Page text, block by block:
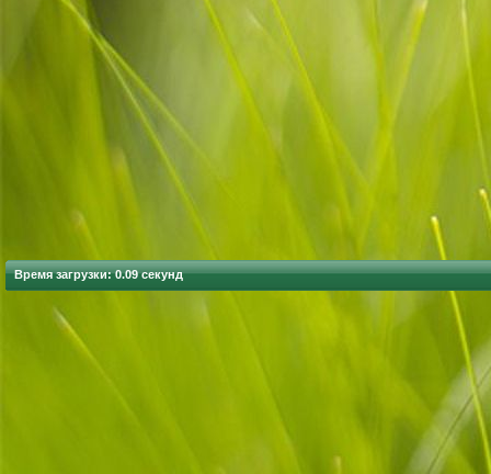
Время загрузки: 0.09 секунд